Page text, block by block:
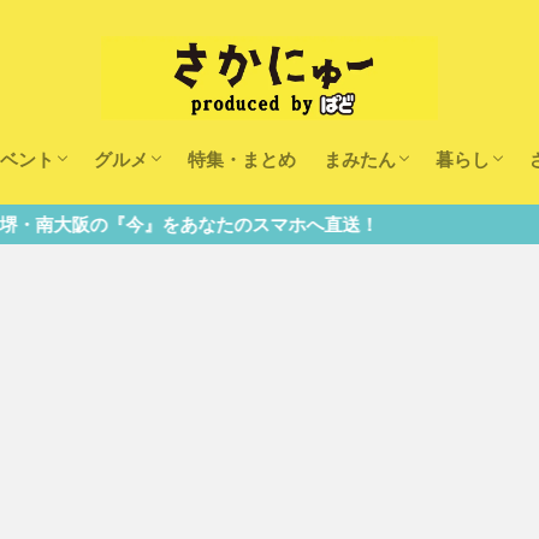
ント
ッズ
グルメ
ランチ
カフェ
特集・まとめ まみたん
まみたんイベント・おで
習い事・キャンペーン
幼稚園・こども園・保育
暮らし
あなたのスマホへ直送！